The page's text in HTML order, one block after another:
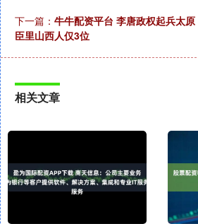
下一篇： 牛牛配资平台 李唐政权起兵太
臣里山西人仅3位
相关文章